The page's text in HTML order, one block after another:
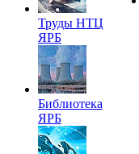
Труды НТЦ
ЯРБ
Библиотека
ЯРБ